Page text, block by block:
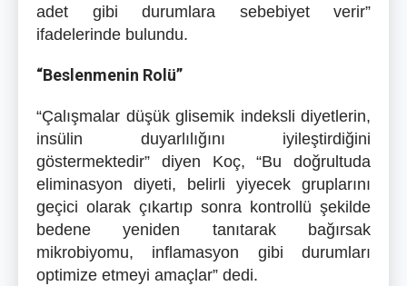
adet gibi durumlara sebebiyet verir”
ifadelerinde bulundu.
“Beslenmenin Rolü”
“Çalışmalar düşük glisemik indeksli diyetlerin,
insülin duyarlılığını iyileştirdiğini
göstermektedir” diyen Koç, “Bu doğrultuda
eliminasyon diyeti, belirli yiyecek gruplarını
geçici olarak çıkartıp sonra kontrollü şekilde
bedene yeniden tanıtarak bağırsak
mikrobiyomu, inflamasyon gibi durumları
optimize etmeyi amaçlar” dedi.